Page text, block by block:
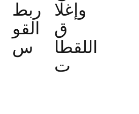
ربط
القو
س
وإغلا
ق
اللقطا
ت